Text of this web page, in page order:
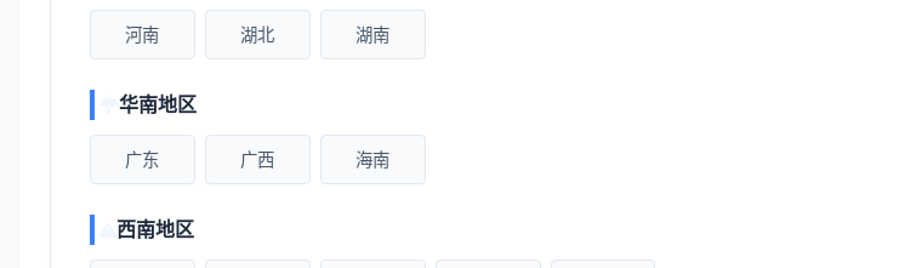
河南 湖北 湖南
华南地区
广东 广西 海南
西南地区